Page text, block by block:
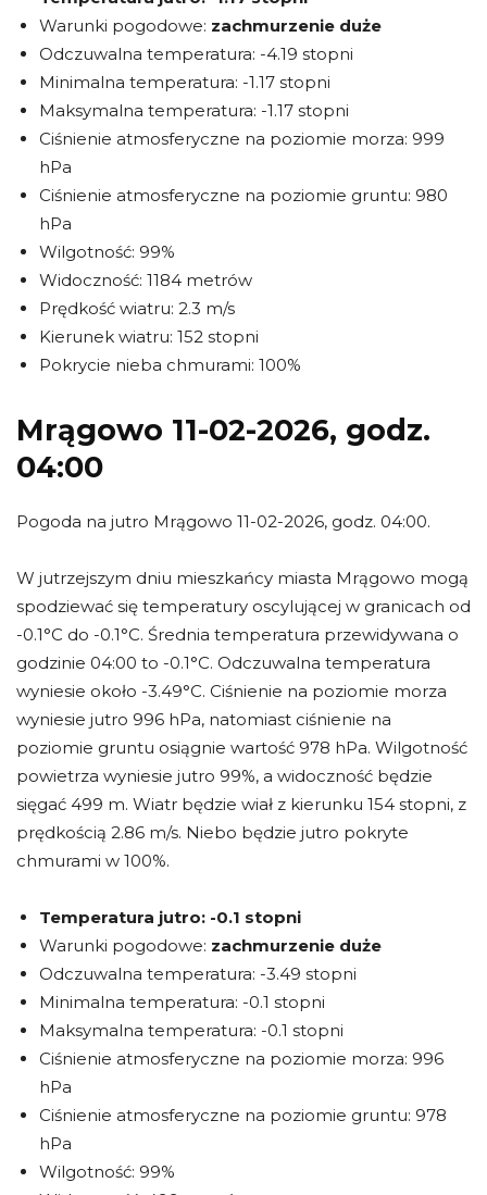
Warunki pogodowe: zachmurzenie duże
Odczuwalna temperatura: -4.19 stopni
Minimalna temperatura: -1.17 stopni
Maksymalna temperatura: -1.17 stopni
Ciśnienie atmosferyczne na poziomie morza: 999
hPa
Ciśnienie atmosferyczne na poziomie gruntu: 980
hPa
Wilgotność: 99%
Widoczność: 1184 metrów
Prędkość wiatru: 2.3 m/s
Kierunek wiatru: 152 stopni
Pokrycie nieba chmurami: 100%
Mrągowo 11-02-2026, godz.
04:00
Pogoda na jutro Mrągowo 11-02-2026, godz. 04:00.
W jutrzejszym dniu mieszkańcy miasta Mrągowo mogą
spodziewać się temperatury oscylującej w granicach od
-0.1°C do -0.1°C. Średnia temperatura przewidywana o
godzinie 04:00 to -0.1°C. Odczuwalna temperatura
wyniesie około -3.49°C. Ciśnienie na poziomie morza
wyniesie jutro 996 hPa, natomiast ciśnienie na
poziomie gruntu osiągnie wartość 978 hPa. Wilgotność
powietrza wyniesie jutro 99%, a widoczność będzie
sięgać 499 m. Wiatr będzie wiał z kierunku 154 stopni, z
prędkością 2.86 m/s. Niebo będzie jutro pokryte
chmurami w 100%.
Temperatura jutro: -0.1 stopni
Warunki pogodowe: zachmurzenie duże
Odczuwalna temperatura: -3.49 stopni
Minimalna temperatura: -0.1 stopni
Maksymalna temperatura: -0.1 stopni
Ciśnienie atmosferyczne na poziomie morza: 996
hPa
Ciśnienie atmosferyczne na poziomie gruntu: 978
hPa
Wilgotność: 99%